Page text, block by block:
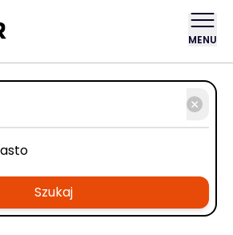
MENU
Szukaj